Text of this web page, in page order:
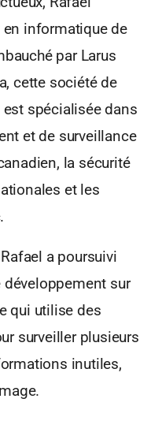
en informatique de
par Larus
cette société de
spécialisée dans
et de surveillance
la sécurité
et les
a poursuivi
développement sur
qui utilise des
surveiller plusieurs
inutiles,